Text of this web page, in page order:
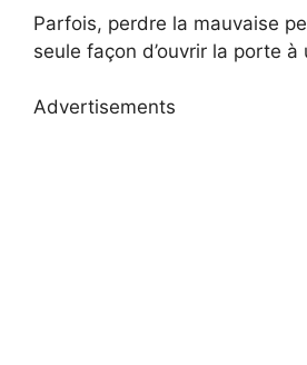
Parfois, perdre la mauvaise
seule façon d’ouvrir la porte à
Advertisements